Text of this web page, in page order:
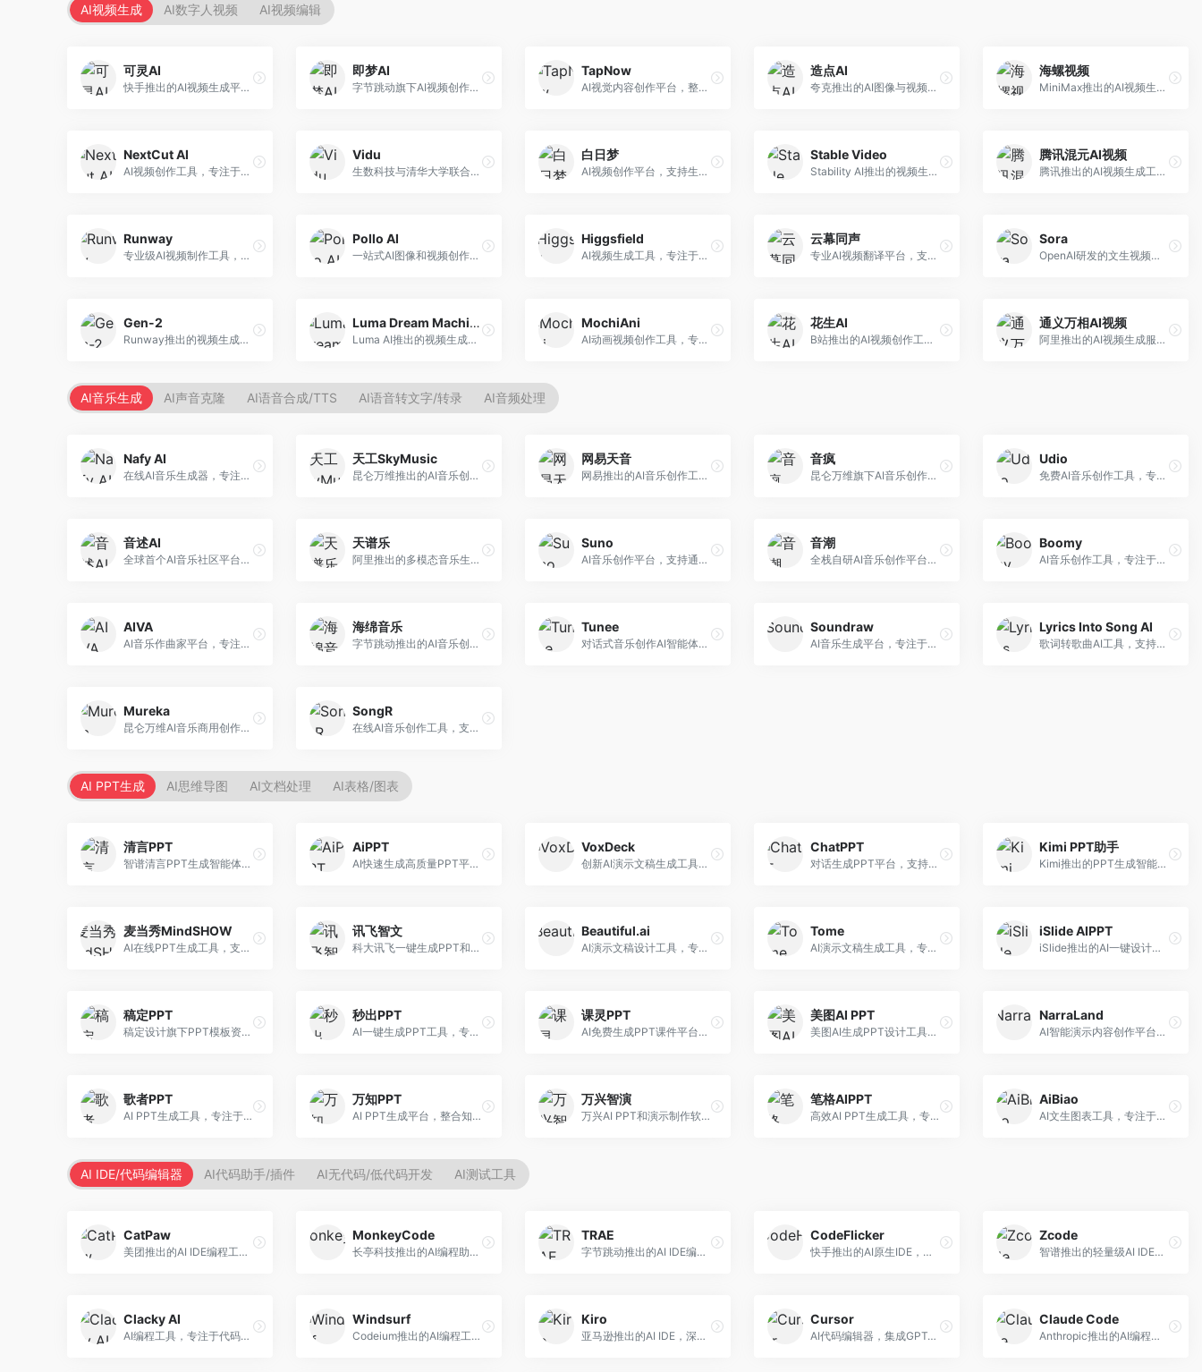
AI视频生成 AI数字人视频 AI视频编辑
可灵AI
快手推出的AI视频生成平台，支持文生视频和图生视频，可生成长达2分钟的高质量视频内容。面向短视频创作者和营销人员，操作简便，生成效果逼真，适合商业推广和创意表达。
即梦AI
字节跳动旗下AI视频创作平台，支持多模态内容生成。面向内容创作者和营销人员，提供文生视频、图生视频、智能剪辑等功能，中文理解能力强，创作效率高。
TapNow
AI视觉内容创作平台，整合图像与视频生成能力。面向内容创作者，提供文生图、文生视频、智能编辑等服务，创作工具丰富，一站式体验便捷。
造点AI
夸克推出的AI图像与视频创作平台。面向普通用户和内容创作者，提供文生图、文生视频等功能，操作简便，与夸克生态深度整合。
海螺视频
MiniMax推出的AI视频生成工具，支持高质量视频创作。面向内容创作者，提供文生视频、视频编辑等功能，生成速度快，视频效果自然流畅。
NextCut AI
AI视频创作工具，专注于智能剪辑和视频生成。面向视频创作者，提供智能剪辑、视频生成、特效添加等功能，剪辑效率高，适合快节奏内容生产。
Vidu
生数科技与清华大学联合研发的AI视频生成大模型。面向视频创作者和内容生产者，支持文生视频、图生视频，视频质量高，物理运动理解准确，国产视频生成领先工具。
白日梦
AI视频创作平台，支持生成长达50分钟的长视频内容。面向长视频创作者和内容生产者，支持故事视频生成、视频编辑等功能，适合叙事性内容创作。
Stable Video
Stability AI推出的视频生成模型，开源可部署。面向开发者和专业创作者，支持视频生成、视频编辑等功能，开源生态完善，定制化程度高。
腾讯混元AI视频
腾讯推出的AI视频生成工具，基于混元大模型。面向腾讯生态用户和内容创作者，支持文生视频、视频编辑等功能，与腾讯产品生态深度整合。
Runway
专业级AI视频制作工具，支持视频生成与编辑。面向影视制作人和创意工作者，提供文生视频、视频编辑、绿幕抠像等专业功能，视频处理能力强，适合专业创作场景。
Pollo AI
一站式AI图像和视频创作平台，整合多种生成工具。面向内容创作者，提供文生图、文生视频、视频编辑等服务，创作工具全面，一站式体验便捷。
Higgsfield
AI视频生成工具，专注于高质量视频内容创作。面向视频创作者和营销人员，支持文生视频、视频编辑等功能，视频效果逼真，适合商业应用。
云幕同声
专业AI视频翻译平台，支持视频多语言配音和字幕生成。面向跨境电商和内容出海从业者，提供视频翻译、配音、字幕生成等服务，多语言支持完善。
Sora
OpenAI研发的文生视频大模型，可根据文字描述生成长达60秒的高清视频。面向影视创作者、广告从业者和内容生产者，视频连贯性强，物理世界理解准确，代表了AI视频生成的最高水平。
Gen-2
Runway推出的视频生成模型，专注于文生视频和视频风格转换。面向影视制作人和创意工作者，支持文本到视频、图像到视频等多种生成模式，视频质量专业级。
Luma Dream Machine
Luma AI推出的视频生成工具，专注于高质量视频创作。面向影视创作者和内容生产者，支持文生视频、图生视频，视频质量高，物理运动流畅自然。
MochiAni
AI动画视频创作工具，专注于动画内容生成。面向动画创作者和二次元内容生产者，支持动画风格视频生成，动画效果流畅，适合动漫内容创作。
花生AI
B站推出的AI视频创作工具，专注于短视频内容生成。面向B站创作者，支持视频生成、视频编辑等功能，与B站平台深度整合，创作效率高。
通义万相AI视频
阿里推出的AI视频生成服务，整合图像与视频创作能力。面向电商和营销从业者，支持商品视频生成、营销视频制作等服务，商业应用场景丰富。
AI音乐生成 AI声音克隆 AI语音合成/TTS AI语音转文字/转录 AI音频处理
Nafy AI
在线AI音乐生成器，专注于快速音乐创作。面向内容创作者，支持多种风格音乐生成，操作简便，生成速度快，适合快速配乐需求。
天工SkyMusic
昆仑万维推出的AI音乐创作平台，基于天工大模型。面向音乐创作者，支持歌词生成、旋律创作、音乐编曲等服务，中文音乐创作能力强。
网易天音
网易推出的AI音乐创作工具，支持作词、作曲与编曲。面向音乐爱好者和独立音乐人，提供歌词生成、旋律创作、编曲制作等服务，与网易云音乐生态深度整合。
音疯
昆仑万维旗下AI音乐创作平台，专注于音乐内容生成。面向音乐爱好者和内容创作者，提供多种风格音乐生成，操作简便，创作速度快。
Udio
免费AI音乐创作工具，专注于高质量音乐生成。面向音乐创作者和内容制作者，支持多种音乐风格生成，音质专业，创作自由度高，适合专业音乐制作场景。
音述AI
全球首个AI音乐社区平台，整合创作与分享功能。面向音乐创作者和爱好者，提供音乐创作、作品分享、社区交流等服务，社区氛围活跃。
天谱乐
阿里推出的多模态音乐生成平台，整合音频与文本理解能力。面向内容创作者，支持歌词生成、旋律创作、音乐编辑等服务，与阿里生态深度整合。
Suno
AI音乐创作平台，支持通过文字描述生成完整歌曲，包含歌词、旋律和人声。面向音乐爱好者、内容创作者和独立音乐人，操作门槛低，创作速度快，支持多种音乐风格，为音乐创作带来全新可能。
音潮
全栈自研AI音乐创作平台，支持从创作到发布的完整流程。面向独立音乐人和音乐工作室，提供作词作曲、编曲混音、音乐发布等服务，创作工具专业。
Boomy
AI音乐创作工具，专注于快速音乐生成与发布。面向音乐爱好者和业余创作者，支持一键生成原创音乐，可直接发布到音乐平台，创作门槛低。
AIVA
AI音乐作曲家平台，专注于古典和影视配乐创作。面向影视制作人和游戏开发者，提供原创音乐生成、配乐定制等服务，音乐风格专业，适合影视游戏配乐。
海绵音乐
字节跳动推出的AI音乐创作平台，支持多风格音乐生成。面向内容创作者和音乐爱好者，提供歌词创作、旋律生成、编曲制作等服务，创作效率高，适合短视频配乐。
Tunee
对话式音乐创作AI智能体，支持自然语言交互创作。面向音乐爱好者，通过对话方式完成音乐创作，交互体验友好，创作过程直观。
Soundraw
AI音乐生成平台，专注于免版税音乐创作。面向视频创作者和内容制作者，提供背景音乐生成、音乐定制等服务，音乐版权清晰，适合视频配乐场景。
Lyrics Into Song AI
歌词转歌曲AI工具，支持将歌词转化为完整歌曲。面向歌词创作者和音乐爱好者，提供歌词谱曲、编曲制作等服务，歌词音乐化效率高。
Mureka
昆仑万维AI音乐商用创作平台，专注于商业音乐授权。面向企业和商业用户，提供版权音乐生成、商用授权等服务，音乐版权清晰，商业应用安全。
SongR
在线AI音乐创作工具，支持歌词与旋律一体化生成。面向内容创作者和音乐爱好者，提供歌词创作、旋律生成、音乐制作等服务，操作简便，创作速度快。
AI PPT生成 AI思维导图 AI文档处理 AI表格/图表
清言PPT
智谱清言PPT生成智能体，基于GLM大模型。面向智谱用户，支持对话生成PPT、内容优化等服务，与智谱生态深度整合。
AiPPT
AI快速生成高质量PPT平台，支持主题定制。面向职场人士和学生，提供一键生成、模板选择、内容优化等服务，PPT制作速度快，设计质量高。
VoxDeck
创新AI演示文稿生成工具，支持语音交互创作。面向职场人士，支持语音输入、PPT生成、内容优化等功能，语音创作体验便捷。
ChatPPT
对话生成PPT平台，支持自然语言交互创作。面向职场人士和教育工作者，通过对话方式完成PPT制作，交互体验友好，创作过程直观。
Kimi PPT助手
Kimi推出的PPT生成智能体，整合长文本处理能力。面向职场人士和学生，支持文档解析、PPT生成、内容优化等服务，与Kimi生态深度整合。
麦当秀MindSHOW
AI在线PPT生成工具，支持思维导图转PPT。面向职场人士，提供思维导图导入、PPT生成、模板选择等服务，思维导图转PPT效率高。
讯飞智文
科大讯飞一键生成PPT和Word工具，整合语音技术。面向职场人士，支持语音输入、文档生成、格式调整等功能，办公效率显著提升。
Beautiful.ai
AI演示文稿设计工具，专注于自动化设计排版。面向职场人士，提供智能排版、模板选择、设计优化等服务，设计美观度高。
Tome
AI演示文稿生成工具，专注于故事化演示创作。面向创业者和营销人员，提供故事叙述、视觉设计、内容生成等服务，演示文稿叙事性强。
iSlide AIPPT
iSlide推出的AI一键设计精美PPT工具。面向PPT设计用户，提供模板库、内容生成、设计优化等服务，与iSlide插件深度整合。
稿定PPT
稿定设计旗下PPT模板资源库，整合AI生成功能。面向设计师和职场人士，提供海量PPT模板、AI内容生成等服务，模板质量高。
秒出PPT
AI一键生成PPT工具，专注于快速演示文稿制作。面向职场人士，支持主题输入、内容生成、模板套用等功能，PPT生成速度快，适合紧急制作场景。
课灵PPT
AI免费生成PPT课件平台，专注于教育场景。面向教师和教育工作者，提供课件生成、教学设计、模板选择等服务，教育适配性强。
美图AI PPT
美图AI生成PPT设计工具，整合图像处理能力。面向设计师和职场人士，提供PPT生成、图片美化、设计优化等服务，视觉设计美观。
NarraLand
AI智能演示内容创作平台，专注于叙事演示。面向内容创作者，提供故事创作、演示生成、动画设计等服务，演示内容生动有趣。
歌者PPT
AI PPT生成工具，专注于演示文稿智能创作。面向职场人士，支持主题输入、内容生成、设计美化等功能，PPT制作效率高。
万知PPT
AI PPT生成平台，整合知识库与创作功能。面向职场人士，支持内容检索、PPT生成、设计优化等服务，知识整合能力强。
万兴智演
万兴AI PPT和演示制作软件，整合视频演示功能。面向职场人士和教育工作者，提供PPT生成、演示录制、视频制作等服务，演示功能完善。
笔格AIPPT
高效AI PPT生成工具，专注于演示文稿智能创作。面向职场人士，支持主题输入、内容生成、设计美化等功能，PPT制作效率高。
AiBiao
AI文生图表工具，专注于数据可视化展示。面向数据分析师和职场人士，提供图表生成、数据可视化、PPT嵌入等服务，数据展示专业。
AI IDE/代码编辑器 AI代码助手/插件 AI无代码/低代码开发 AI测试工具
CatPaw
美团推出的AI IDE编程工具，专注于本地开发生态。面向开发者，提供智能代码补全、代码生成、项目管理等服务，本地开发体验好。
MonkeyCode
长亭科技推出的AI编程助手，专注于安全开发。面向开发者，提供代码生成、安全检测、漏洞修复等服务，安全开发能力强。
TRAE
字节跳动推出的AI IDE编程工具，深度集成大模型能力。面向开发者，提供智能代码补全、代码解释、重构优化等服务，编程效率显著提升。
CodeFlicker
快手推出的AI原生IDE，专注于短视频相关开发。面向快手生态开发者，提供代码生成、调试辅助等服务，与快手开发生态深度整合。
Zcode
智谱推出的轻量级AI IDE，基于GLM模型。面向开发者，提供智能代码补全、代码生成、错误检测等服务，中文编程支持好。
Clacky AI
AI编程工具，专注于代码智能生成与优化。面向开发者，提供代码生成、代码重构、错误修复等服务，编程效率高。
Windsurf
Codeium推出的AI编程工具，专注于代码智能辅助。面向开发者，提供代码补全、代码生成、代码解释等服务，多语言支持完善。
Kiro
亚马逊推出的AI IDE，深度整合AWS云服务。面向AWS开发者，提供代码生成、云服务集成、部署自动化等服务，与AWS生态无缝衔接。
Cursor
AI代码编辑器，集成GPT-4模型，专注于智能编程辅助。面向开发者，提供代码生成、代码解释、错误修复等服务，编程体验流畅，开发效率高。
Claude Code
Anthropic推出的AI编程工具，基于Claude模型。面向开发者，提供代码生成、代码审查、调试辅助等服务，代码质量高，推理能力强。